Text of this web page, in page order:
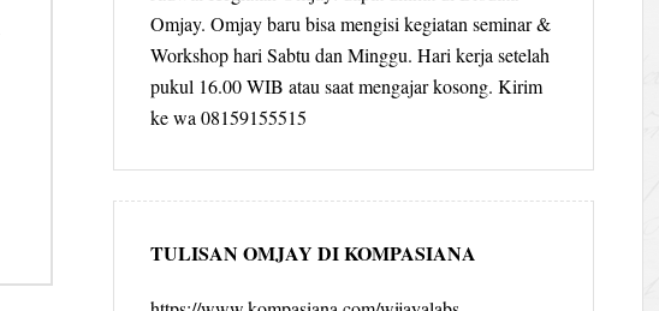
Omjay. Omjay baru bisa mengisi kegiatan seminar &
Workshop hari Sabtu dan Minggu. Hari kerja setelah
pukul 16.00 WIB atau saat mengajar kosong. Kirim
ke wa 08159155515
TULISAN OMJAY DI KOMPASIANA